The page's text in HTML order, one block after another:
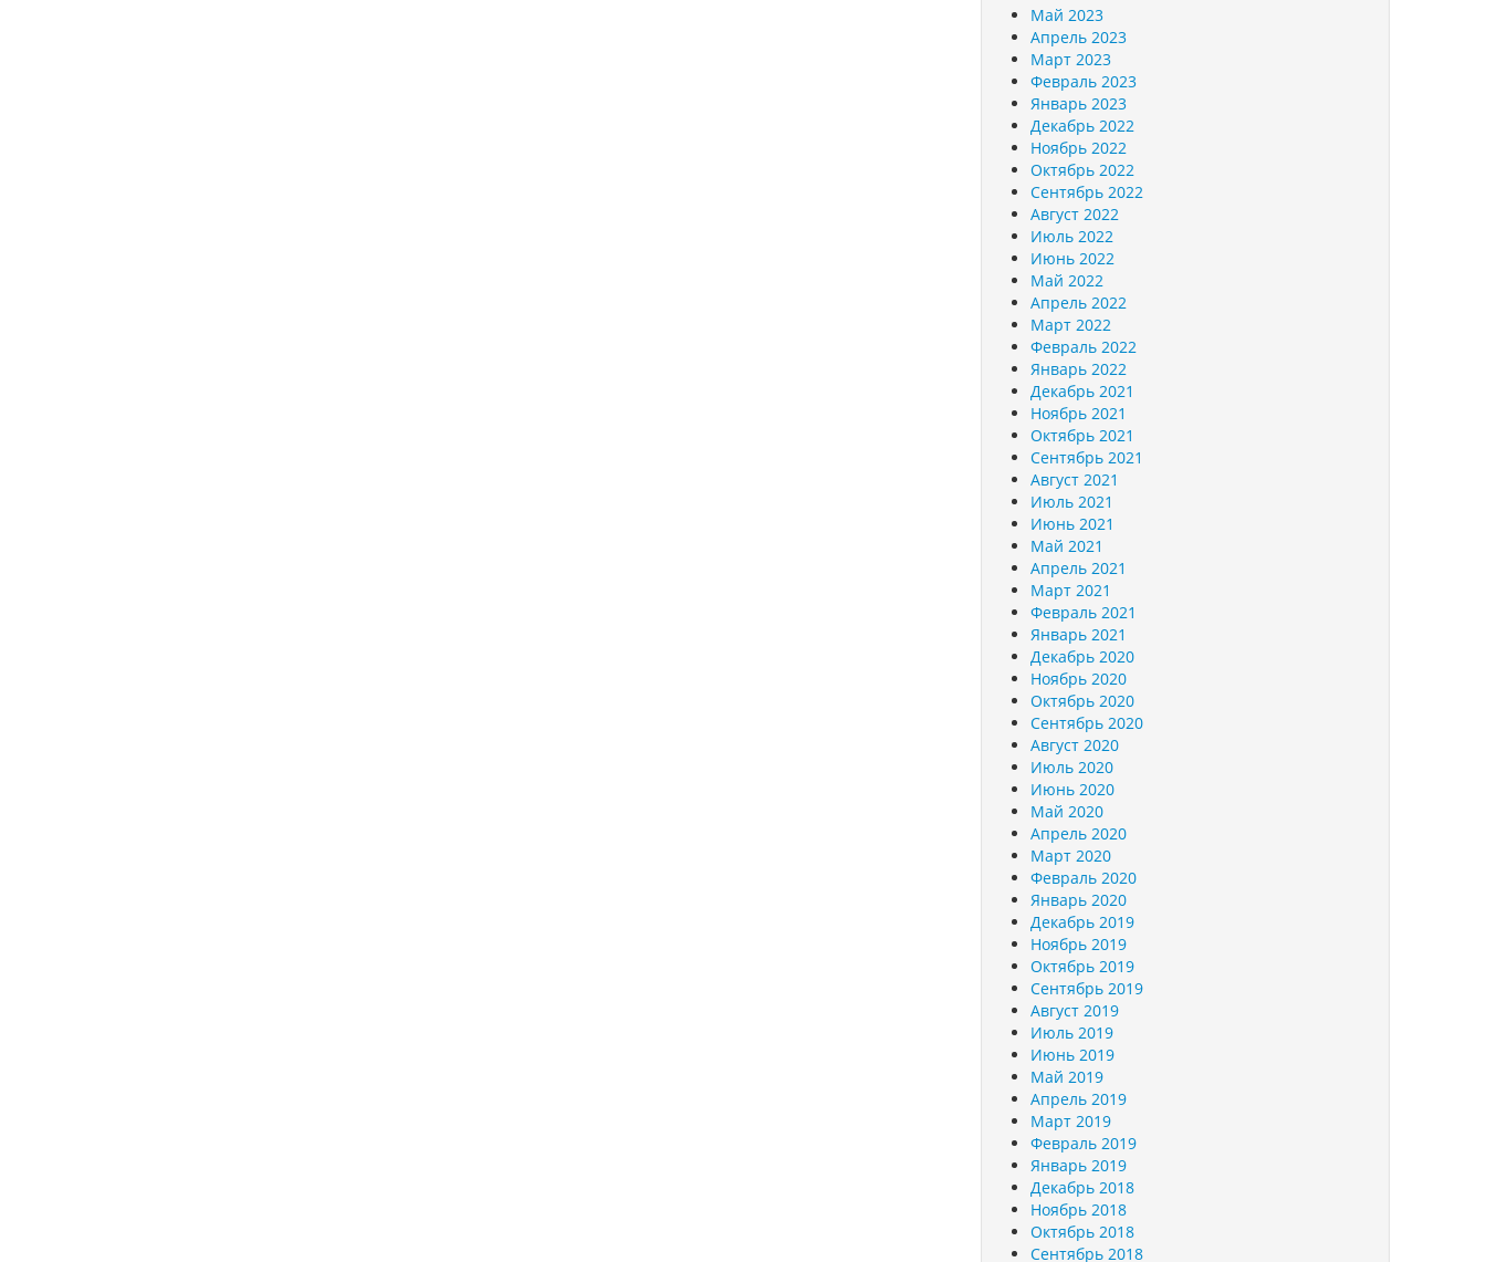
Май 2023
Апрель 2023
Март 2023
Февраль 2023
Январь 2023
Декабрь 2022
Ноябрь 2022
Октябрь 2022
Сентябрь 2022
Август 2022
Июль 2022
Июнь 2022
Май 2022
Апрель 2022
Март 2022
Февраль 2022
Январь 2022
Декабрь 2021
Ноябрь 2021
Октябрь 2021
Сентябрь 2021
Август 2021
Июль 2021
Июнь 2021
Май 2021
Апрель 2021
Март 2021
Февраль 2021
Январь 2021
Декабрь 2020
Ноябрь 2020
Октябрь 2020
Сентябрь 2020
Август 2020
Июль 2020
Июнь 2020
Май 2020
Апрель 2020
Март 2020
Февраль 2020
Январь 2020
Декабрь 2019
Ноябрь 2019
Октябрь 2019
Сентябрь 2019
Август 2019
Июль 2019
Июнь 2019
Май 2019
Апрель 2019
Март 2019
Февраль 2019
Январь 2019
Декабрь 2018
Ноябрь 2018
Октябрь 2018
Сентябрь 2018